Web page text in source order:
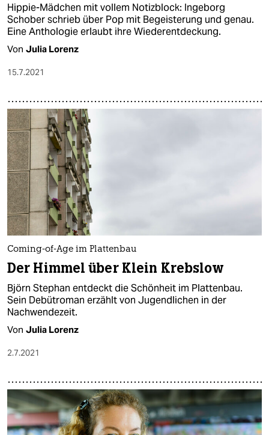
Hippie-Mädchen mit vollem Notizblock: Ingeborg
Schober schrieb über Pop mit Begeisterung und genau.
Eine Anthologie erlaubt ihre Wiederentdeckung.
Von Julia Lorenz
15.7.2021
Coming-of-Age im Plattenbau
Der Himmel über Klein Krebslow
Björn Stephan entdeckt die Schönheit im Plattenbau.
Sein Debütroman erzählt von Jugendlichen in der
Nachwendezeit.
Von Julia Lorenz
2.7.2021